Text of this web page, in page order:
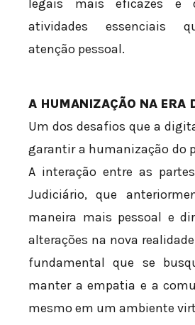
legais mais eficazes e
atividades essenciais
atenção pessoal.
A HUMANIZAÇÃO NA ERA
Um dos desafios que a
garantir a humanização do
A interação entre as
Judiciário, que
maneira mais pessoal e
alterações na nova
fundamental que se
manter a empatia e a
mesmo em um ambiente